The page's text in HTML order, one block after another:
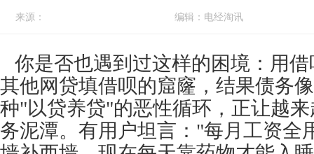
来源： 编辑：电经淘讯
你是否也遇到过这样的困境：用
其他网贷填借呗的窟窿，结果债务
种"以贷养贷"的恶性循环，正让越
务泥潭。有用户坦言："每月工资全